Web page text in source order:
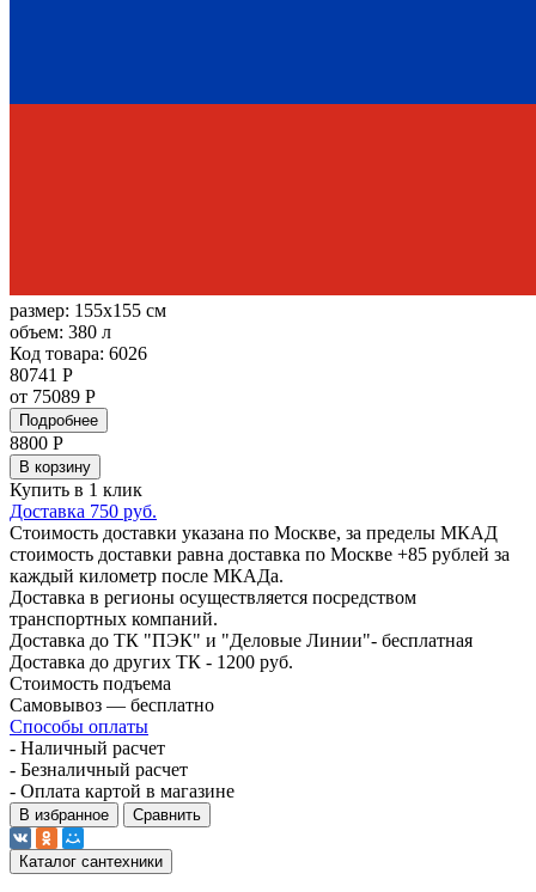
размер: 155x155 см
объем: 380 л
Код товара: 6026
80741 Р
от 75089 Р
Подробнее
8800 Р
В корзину
Купить в 1 клик
Доставка 750 руб.
Стоимость доставки указана по Москве, за пределы МКАД
стоимость доставки равна доставка по Москве +85 рублей за
каждый километр после МКАДа.
Доставка в регионы осуществляется посредством
транспортных компаний.
Доставка до ТК "ПЭК" и "Деловые Линии"- бесплатная
Доставка до других ТК - 1200 руб.
Стоимость подъема
Самовывоз — бесплатно
Способы оплаты
- Наличный расчет
- Безналичный расчет
- Оплата картой в магазине
В избранное Сравнить
Каталог сантехники